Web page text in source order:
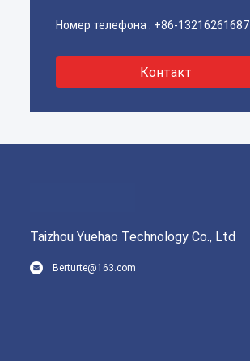
Номер телефона : +86-13216261687
Контакт
Taizhou Yuehao Technology Co., Ltd
Berturte@163.com